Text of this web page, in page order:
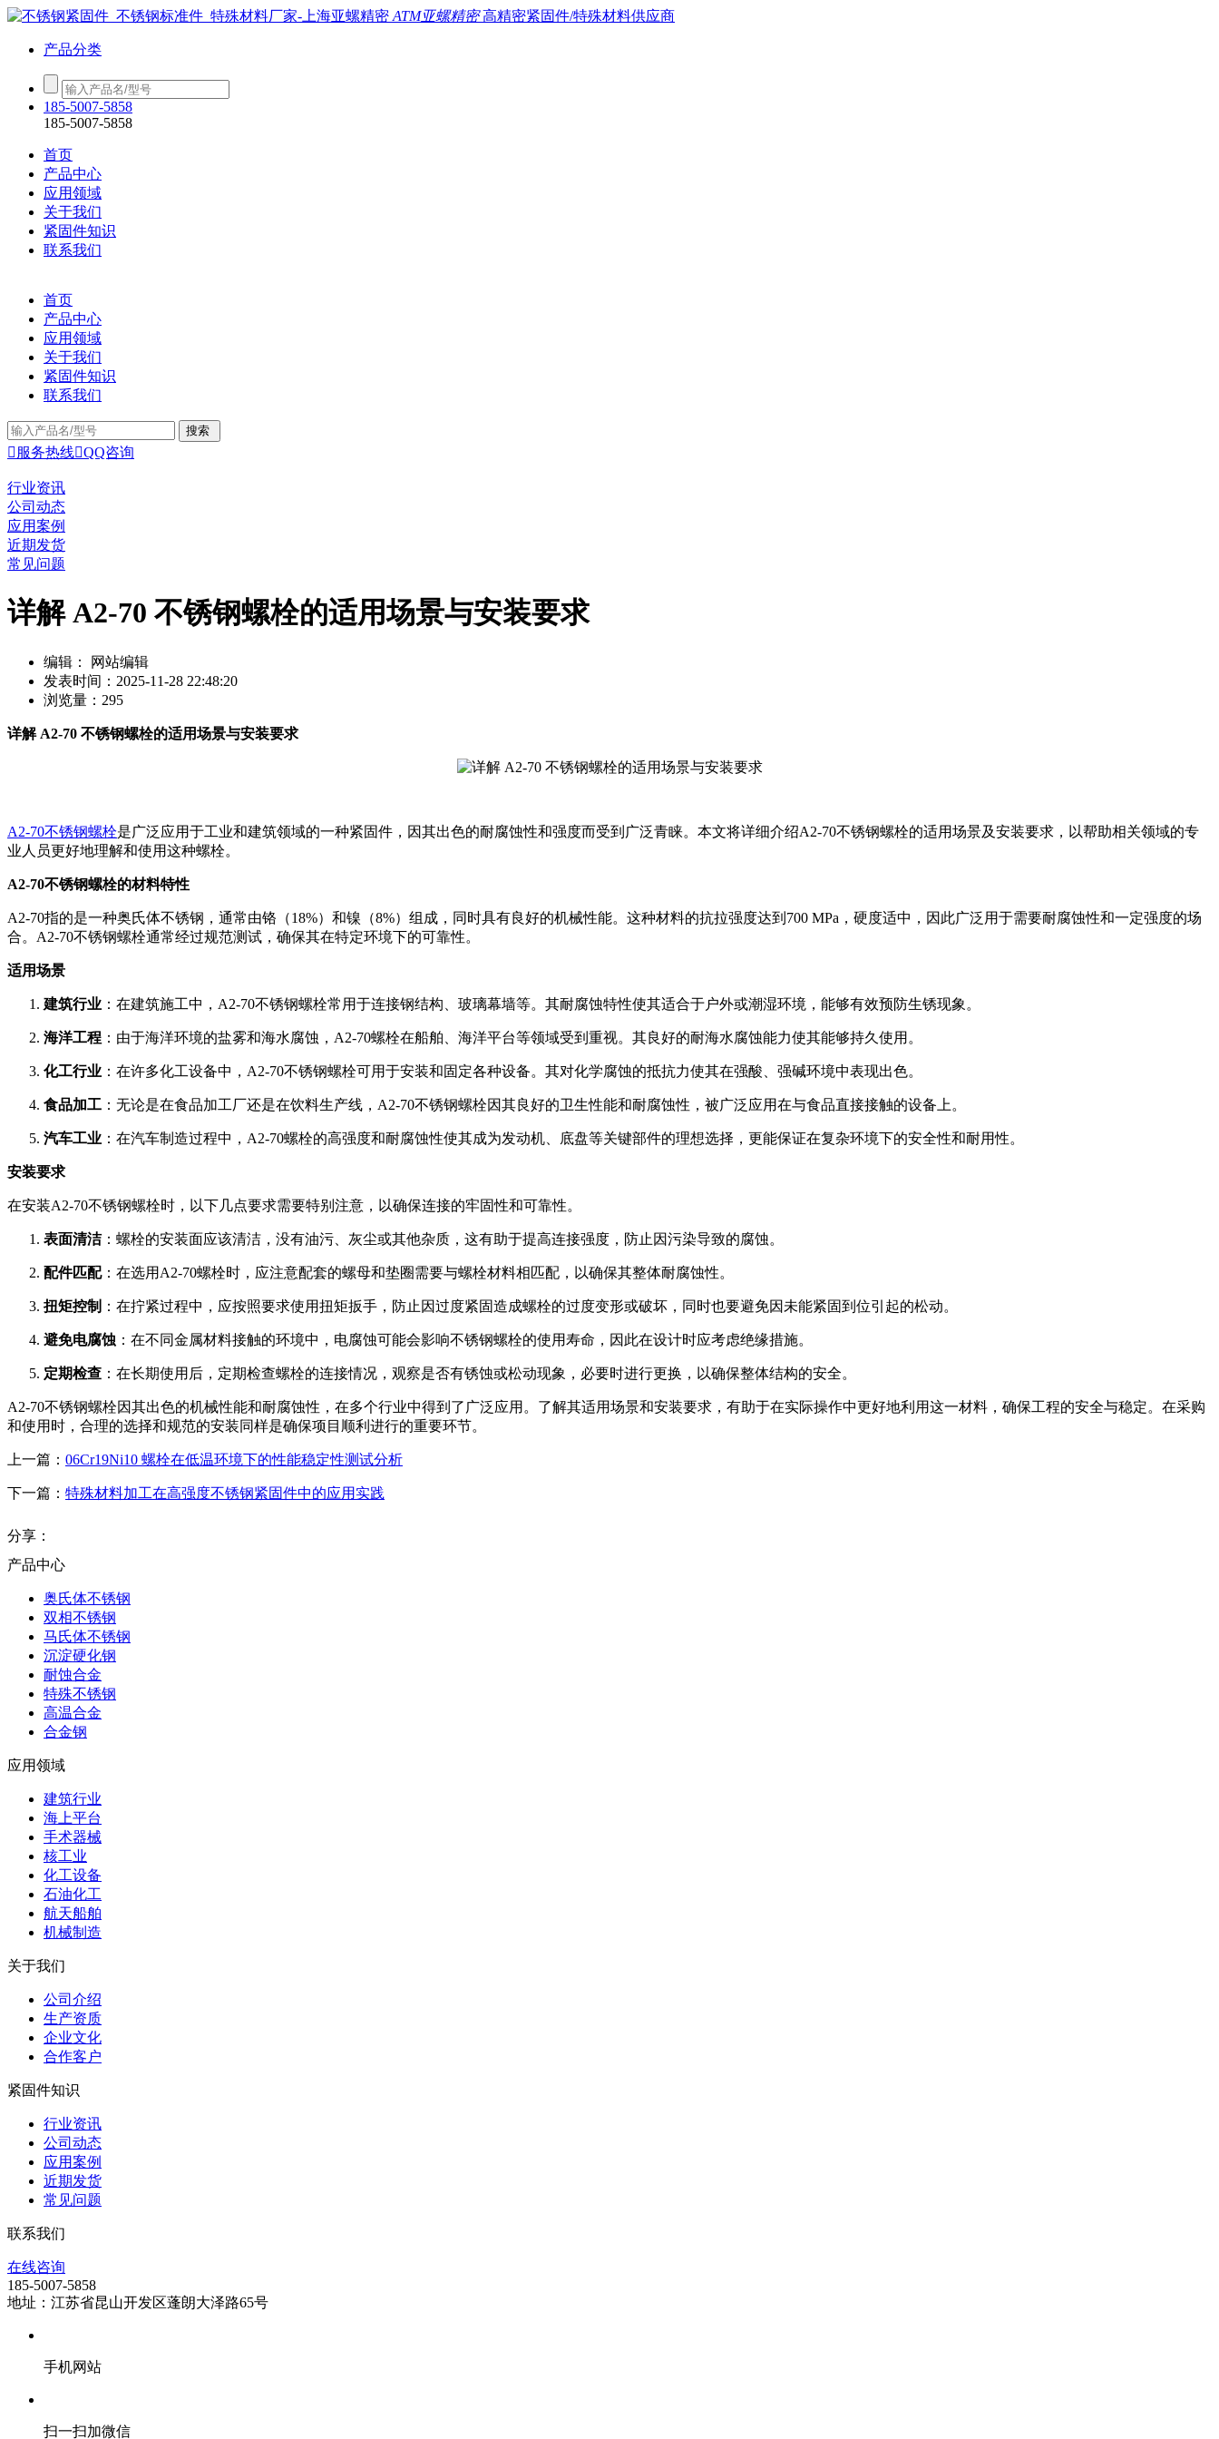
ATM亚螺精密高精密紧固件/特殊材料供应商
产品分类
185-5007-5858
185-5007-5858
首页
产品中心
应用领域
关于我们
紧固件知识
联系我们
首页
产品中心
应用领域
关于我们
紧固件知识
联系我们
 服务热线QQ咨询
行业资讯
公司动态
应用案例
近期发货
常见问题
详解 A2-70 不锈钢螺栓的适用场景与安装要求
编辑： 网站编辑
发表时间：2025-11-28 22:48:20
浏览量：295
详解 A2-70 不锈钢螺栓的适用场景与安装要求
A2-70不锈钢螺栓是广泛应用于工业和建筑领域的一种紧固件，因其出色的耐腐蚀性和强度而受到广泛青睐。本文将详细介绍A2-70不锈钢螺栓的适用场景及安装要求，以帮助相关领域的专
业人员更好地理解和使用这种螺栓。
A2-70不锈钢螺栓的材料特性
A2-70指的是一种奥氏体不锈钢，通常由铬（18%）和镍（8%）组成，同时具有良好的机械性能。这种材料的抗拉强度达到700 MPa，硬度适中，因此广泛用于需要耐腐蚀性和一定强度的场
合。A2-70不锈钢螺栓通常经过规范测试，确保其在特定环境下的可靠性。
适用场景
建筑行业 ：在建筑施工中，A2-70不锈钢螺栓常用于连接钢结构、玻璃幕墙等。其耐腐蚀特性使其适合于户外或潮湿环境，能够有效预防生锈现象。
海洋工程 ：由于海洋环境的盐雾和海水腐蚀，A2-70螺栓在船舶、海洋平台等领域受到重视。其良好的耐海水腐蚀能力使其能够持久使用。
化工行业 ：在许多化工设备中，A2-70不锈钢螺栓可用于安装和固定各种设备。其对化学腐蚀的抵抗力使其在强酸、强碱环境中表现出色。
食品加工 ：无论是在食品加工厂还是在饮料生产线，A2-70不锈钢螺栓因其良好的卫生性能和耐腐蚀性，被广泛应用在与食品直接接触的设备上。
汽车工业 ：在汽车制造过程中，A2-70螺栓的高强度和耐腐蚀性使其成为发动机、底盘等关键部件的理想选择，更能保证在复杂环境下的安全性和耐用性。
安装要求
在安装A2-70不锈钢螺栓时，以下几点要求需要特别注意，以确保连接的牢固性和可靠性。
表面清洁：螺栓的安装面应该清洁，没有油污、灰尘或其他杂质，这有助于提高连接强度，防止因污染导致的腐蚀。
配件匹配：在选用A2-70螺栓时，应注意配套的螺母和垫圈需要与螺栓材料相匹配，以确保其整体耐腐蚀性。
扭矩控制 ：在拧紧过程中，应按照要求使用扭矩扳手，防止因过度紧固造成螺栓的过度变形或破坏，同时也要避免因未能紧固到位引起的松动。
避免电腐蚀 ：在不同金属材料接触的环境中，电腐蚀可能会影响不锈钢螺栓的使用寿命，因此在设计时应考虑绝缘措施。
定期检查 ：在长期使用后，定期检查螺栓的连接情况，观察是否有锈蚀或松动现象，必要时进行更换，以确保整体结构的安全。
A2-70不锈钢螺栓因其出色的机械性能和耐腐蚀性，在多个行业中得到了广泛应用。了解其适用场景和安装要求，有助于在实际操作中更好地利用这一材料，确保工程的安全与稳定。在采购
和使用时，合理的选择和规范的安装同样是确保项目顺利进行的重要环节。
上一篇： 06Cr19Ni10 螺栓在低温环境下的性能稳定性测试分析
下一篇： 特殊材料加工在高强度不锈钢紧固件中的应用实践
分享：
产品中心
奥氏体不锈钢
双相不锈钢
马氏体不锈钢
沉淀硬化钢
耐蚀合金
特殊不锈钢
高温合金
合金钢
应用领域
建筑行业
海上平台
手术器械
核工业
化工设备
石油化工
航天船舶
机械制造
关于我们
公司介绍
生产资质
企业文化
合作客户
紧固件知识
行业资讯
公司动态
应用案例
近期发货
常见问题
联系我们
在线咨询
185-5007-5858
地址：江苏省昆山开发区蓬朗大泽路65号
手机网站
扫一扫加微信